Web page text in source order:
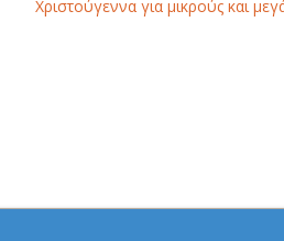
Χριστούγεννα για μικρούς και